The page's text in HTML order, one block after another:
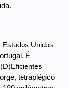
Estados Unidos
É
tetraplégico